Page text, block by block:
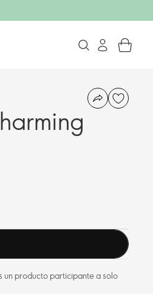
un producto participante a solo